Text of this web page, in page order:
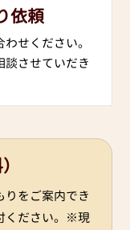
依頼
せください。
させていだき
りをご案内でき
ください。※現